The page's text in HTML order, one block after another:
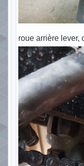
roue arrière lever,